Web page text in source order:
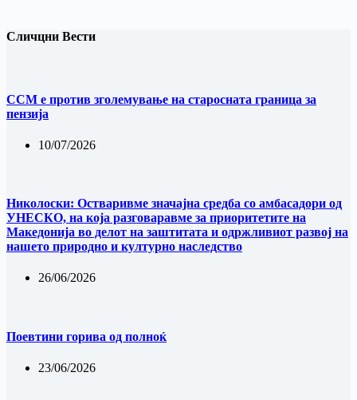
Сличцни Вести
ССМ е против зголемување на старосната граница за
пензија
10/07/2026
Николоски: Остваривме значајна средба со амбасадори од
УНЕСКО, на која разговаравме за приоритетите на
Македонија во делот на заштитата и одржливиот развој на
нашето природно и културно наследство
26/06/2026
Поевтини горива од полноќ
23/06/2026